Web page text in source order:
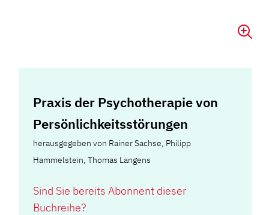
Praxis der Psychotherapie von
Persönlichkeitsstörungen
herausgegeben von Rainer Sachse, Philipp
Hammelstein, Thomas Langens
Sind Sie bereits Abonnent dieser
Buchreihe?